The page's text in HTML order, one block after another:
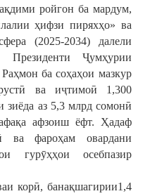
ройгон ба мардум,
ҳифзи пиряхҳо» ва
(2025-2034) далели
Президенти Ҷумҳурии
ба соҳаҳои мазкур
ва иҷтимоӣ 1,300
зиёда аз 5,3 млрд сомонӣ
афзоиш ёфт. Ҳадаф
ва фароҳам овардани
гурӯҳҳои осебпазир
корӣ, банақшагирии1,4